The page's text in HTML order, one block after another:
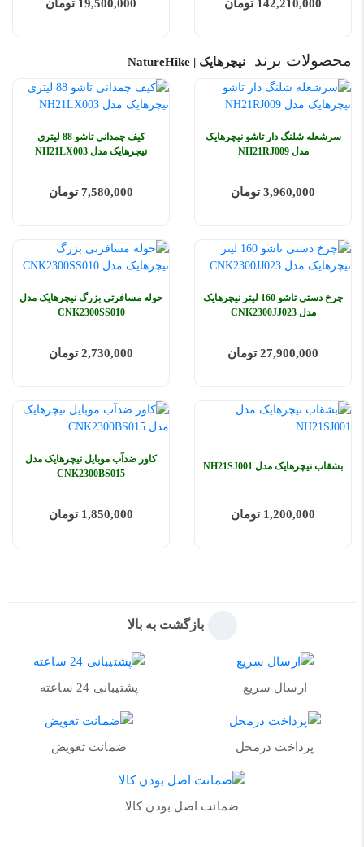
142,210,000 تومان 19,500,000 تومان
محصولات برند نیچرهایک | NatureHike
سرشعله شلنگ دار تاشو نیچرهایک
مدل NH21RJ009
3,960,000 تومان
کیف چمدانی تاشو 88 لیتری
نیچرهایک مدل NH21LX003
7,580,000 تومان
چرخ دستی تاشو 160 لیتر نیچرهایک
مدل CNK2300JJ023
27,900,000 تومان
حوله مسافرتی بزرگ نیچرهایک مدل
CNK2300SS010
2,730,000 تومان
بشقاب نیچرهایک مدل NH21SJ001
1,200,000 تومان
کاور ضدآب موبایل نیچرهایک مدل
CNK2300BS015
1,850,000 تومان
بازگشت به بالا
ارسال سریع پشتیبانی 24 ساعته
پرداخت درمحل ضمانت تعویض
ضمانت اصل بودن کالا